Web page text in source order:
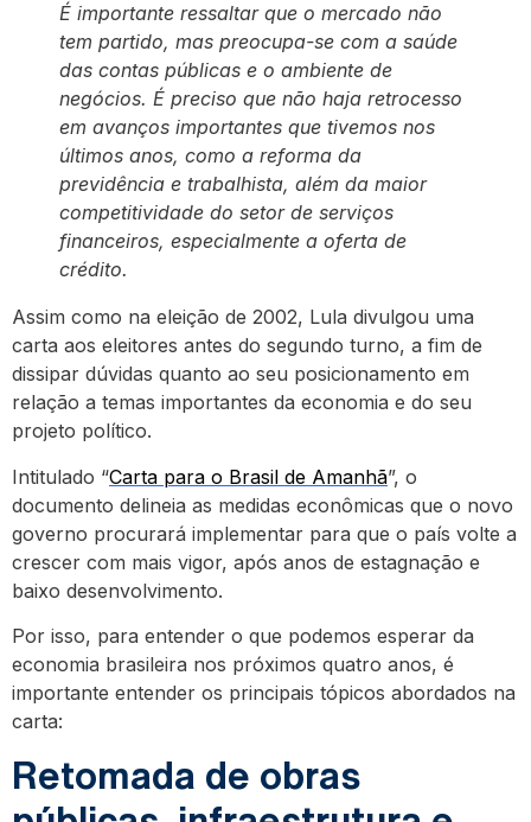
É importante ressaltar que o mercado não
tem partido, mas preocupa-se com a saúde
das contas públicas e o ambiente de
negócios. É preciso que não haja retrocesso
em avanços importantes que tivemos nos
últimos anos, como a reforma da
previdência e trabalhista, além da maior
competitividade do setor de serviços
financeiros, especialmente a oferta de
crédito.
Assim como na eleição de 2002, Lula divulgou uma
carta aos eleitores antes do segundo turno, a fim de
dissipar dúvidas quanto ao seu posicionamento em
relação a temas importantes da economia e do seu
projeto político.
Intitulado “Carta para o Brasil de Amanhã”, o
documento delineia as medidas econômicas que o novo
governo procurará implementar para que o país volte a
crescer com mais vigor, após anos de estagnação e
baixo desenvolvimento.
Por isso, para entender o que podemos esperar da
economia brasileira nos próximos quatro anos, é
importante entender os principais tópicos abordados na
carta:
Retomada de obras